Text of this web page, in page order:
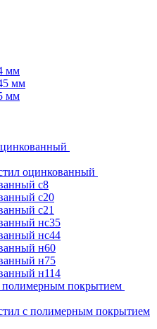
мм
мм
мм
оцинкованный
с8
с20
с21
нс35
нс44
н60
н75
н114
полимерным покрытием
с полимерным покрытием